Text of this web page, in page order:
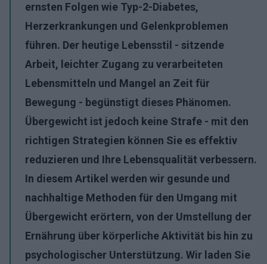
ernsten Folgen wie Typ-2-Diabetes,
Herzerkrankungen und Gelenkproblemen
führen. Der heutige Lebensstil - sitzende
Arbeit, leichter Zugang zu verarbeiteten
Lebensmitteln und Mangel an Zeit für
Bewegung - begünstigt dieses Phänomen.
Übergewicht ist jedoch keine Strafe - mit den
richtigen Strategien können Sie es effektiv
reduzieren und Ihre Lebensqualität verbessern.
In diesem Artikel werden wir gesunde und
nachhaltige Methoden für den Umgang mit
Übergewicht erörtern, von der Umstellung der
Ernährung über körperliche Aktivität bis hin zu
psychologischer Unterstützung. Wir laden Sie